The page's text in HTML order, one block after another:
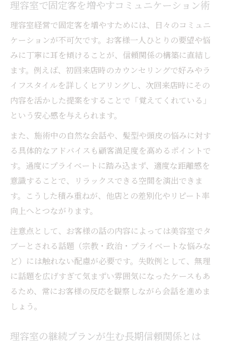
理容室で固定客を増やすコミュニケーション術
理容室経営で固定客を増やすためには、日々のコミュニ
ケーションが不可欠です。お客様一人ひとりの要望や悩
みに丁寧に耳を傾けることが、信頼関係の構築に直結し
ます。例えば、初回来店時のカウンセリングで好みやラ
イフスタイルを詳しくヒアリングし、次回来店時にその
内容を活かした提案をすることで「覚えてくれている」
という安心感を与えられます。
また、施術中の自然な会話や、髪型や頭皮の悩みに対す
る具体的なアドバイスも顧客満足度を高めるポイントで
す。過度にプライベートに踏み込まず、適度な距離感を
意識することで、リラックスできる空間を演出できま
す。こうした積み重ねが、他店との差別化やリピート率
向上へとつながります。
注意点として、お客様の話の内容によっては美容室でタ
ブーとされる話題（宗教・政治・プライベートな悩みな
ど）には触れない配慮が必要です。失敗例として、無理
に話題を広げすぎて気まずい雰囲気になったケースもあ
るため、常にお客様の反応を観察しながら会話を進めま
しょう。
理容室の継続プランが生む長期信頼関係とは